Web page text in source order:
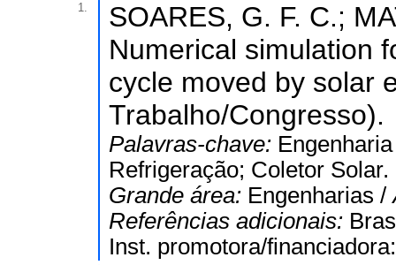
1.
SOARES, G. F. C.;
Numerical simulation
cycle moved by solar
Trabalho/Congresso).
Palavras-chave:
Refrigeração; Coletor Solar.
Grande área: Engenharias /
Referências adicionais:
Inst. promotora/